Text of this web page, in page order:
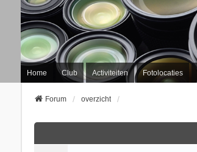
Home Club Activiteiten Fotolocaties
Forum overzicht